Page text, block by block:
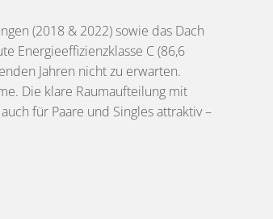
(2018 & 2022) sowie das Dach
Energieeffizienzklasse C (86,6
Jahren nicht zu erwarten.
Die klare Raumaufteilung mit
für Paare und Singles attraktiv –